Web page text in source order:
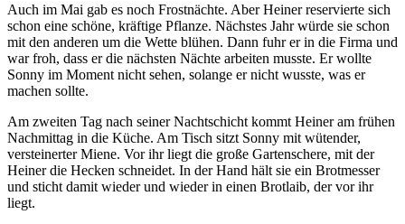
Auch im Mai gab es noch Frostnächte. Aber Heiner reservierte sich
schon eine schöne, kräftige Pflanze. Nächstes Jahr würde sie schon
mit den anderen um die Wette blühen. Dann fuhr er in die Firma und
war froh, dass er die nächsten Nächte arbeiten musste. Er wollte
Sonny im Moment nicht sehen, solange er nicht wusste, was er
machen sollte.
Am zweiten Tag nach seiner Nachtschicht kommt Heiner am frühen
Nachmittag in die Küche. Am Tisch sitzt Sonny mit wütender,
versteinerter Miene. Vor ihr liegt die große Gartenschere, mit der
Heiner die Hecken schneidet. In der Hand hält sie ein Brotmesser
und sticht damit wieder und wieder in einen Brotlaib, der vor ihr
liegt.